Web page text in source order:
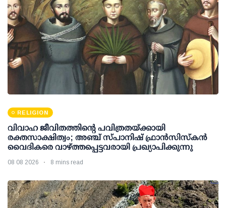
RELIGION
വിവാഹ ജീവിതത്തിന്റെ പവിത്രതയ്ക്കായി
രക്തസാക്ഷിത്വം; അഞ്ച് സ്പാനിഷ് ഫ്രാന്‍സിസ്‌കന്‍
വൈദികരെ വാഴ്ത്തപ്പെട്ടവരായി പ്രഖ്യാപിക്കുന്നു
08 08 2026 8 mins read